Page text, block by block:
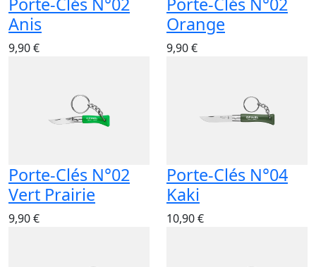
Anis
9,90 €
Orange
9,90 €
Porte-Clés N°02
Vert Prairie
9,90 €
Porte-Clés N°04
Kaki
10,90 €